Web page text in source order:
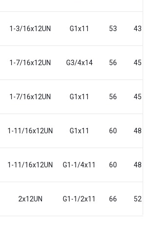
1-3/16x12UN G1x11 53 43
1-7/16x12UN G3/4x14 56 45
1-7/16x12UN G1x11 56 45
1-11/16x12UN G1x11 60 48
1-11/16x12UN G1-1/4x11 60 48
2x12UN G1-1/2x11 66 52